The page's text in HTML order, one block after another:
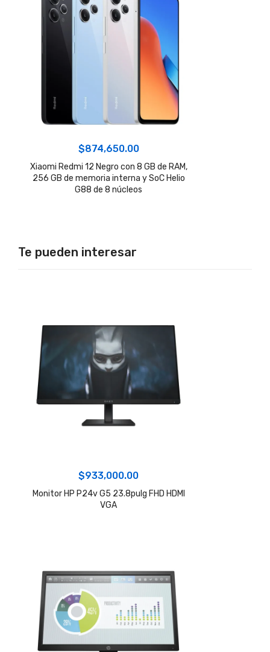
$874,650.00
Xiaomi Redmi 12 Negro con 8 GB de RAM,
256 GB de memoria interna y SoC Helio
G88 de 8 núcleos
Te pueden interesar
$933,000.00
Monitor HP P24v G5 23.8pulg FHD HDMI
VGA